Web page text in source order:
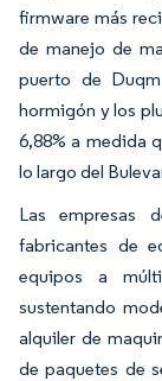
firmware más
de manejo de
puerto de
hormigón y los
6,88% a medida
lo largo del
Las empresas
fabricantes de
equipos a
sustentando
alquiler de
de paquetes de